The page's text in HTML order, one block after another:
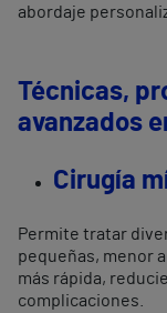
abordaje
Técnicas,
avanzados
Cirugía
Permite tratar
pequeñas, menor
más rápida,
complicaciones.